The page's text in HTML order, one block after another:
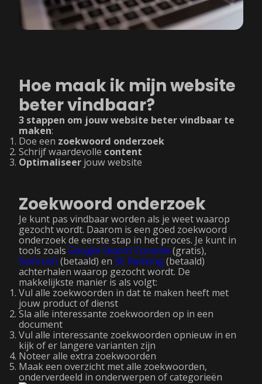
Hoe maak ik mijn website
beter vindbaar?
3 stappen om jouw website beter vindbaar te
maken:
Doe een zoekwoord onderzoek
Schrijf waardevolle content
Optimaliseer jouw website
Zoekwoord onderzoek
Je kunt pas vindbaar worden als je weet waarop
gezocht wordt. Daarom is een goed zoekwoord
onderzoek de eerste stap in het proces. Je kunt in
tools zoals Google Search Console (gratis),
Semrush (betaald) en SE Ranking(betaald)
achterhalen waarop gezocht wordt. De
makkelijkste manier is als volgt:
Vul alle zoekwoorden in dat te maken heeft met
jouw product of dienst
Sla alle interessante zoekwoorden op in een
document
Vul alle interessante zoekwoorden opnieuw in en
kijk of er langere varianten zijn
Noteer alle extra zoekwoorden
Maak een overzicht met alle zoekwoorden,
onderverdeeld in onderwerpen of categorieën